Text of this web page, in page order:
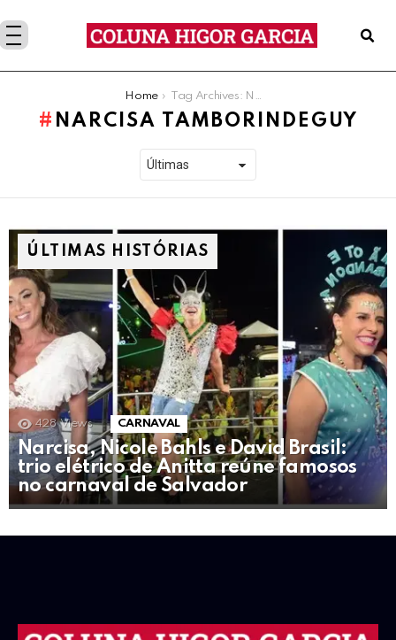
Home Tag Archives: Narcisa Tamborindeguy
NARCISA TAMBORINDEGUY
ÚLTIMAS HISTÓRIAS
428 Views CARNAVAL
Narcisa, Nicole Bahls e David Brasil:
trio elétrico de Anitta reúne famosos
no carnaval de Salvador